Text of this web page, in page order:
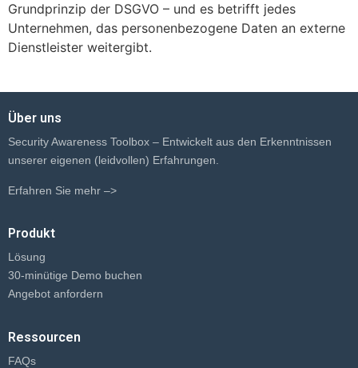
Grundprinzip der DSGVO – und es betrifft jedes
Unternehmen, das personenbezogene Daten an externe
Dienstleister weitergibt.
Über uns
Security Awareness Toolbox – Entwickelt aus den Erkenntnissen
unserer eigenen (leidvollen) Erfahrungen.
Erfahren Sie mehr –>
Produkt
Lösung
30-minütige Demo buchen
Angebot anfordern
Ressourcen
FAQs